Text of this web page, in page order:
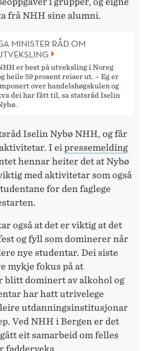
frå NHH sine alumni.
MINISTER RÅD OM
er best på utveksling i Noreg
heile 59 prosent reiser ut. – Eg er
over handelshøgskulen og
dei har fått til, sa statsråd Iselin
Iselin Nybø NHH, og får
I ei pressemelding
hennar heiter det at Nybø
med aktivitetar som også
for den faglege
også at det er viktig at det
og fyll som dominerer når
nye studentar. Dei siste
mykje fokus på at
blitt dominert av alkohol og
har hatt utrivelege
utdanningsinstitusjonar
Ved NHH i Bergen er det
eit samarbeid om felles
fadderveka.